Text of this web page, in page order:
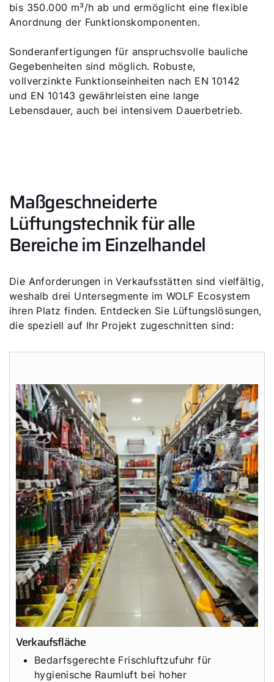
bis 350.000 m³/h ab und ermöglicht eine flexible
Anordnung der Funktionskomponenten.
Sonderanfertigungen für anspruchsvolle bauliche
Gegebenheiten sind möglich. Robuste,
vollverzinkte Funktionseinheiten nach EN 10142
und EN 10143 gewährleisten eine lange
Lebensdauer, auch bei intensivem Dauerbetrieb.
Maßgeschneiderte
Lüftungstechnik für alle
Bereiche im Einzelhandel
Die Anforderungen in Verkaufsstätten sind vielfältig,
weshalb drei Untersegmente im WOLF Ecosystem
ihren Platz finden. Entdecken Sie Lüftungslösungen,
die speziell auf Ihr Projekt zugeschnitten sind:
Verkaufsfläche
Bedarfsgerechte Frischluftzufuhr für
hygienische Raumluft bei hoher